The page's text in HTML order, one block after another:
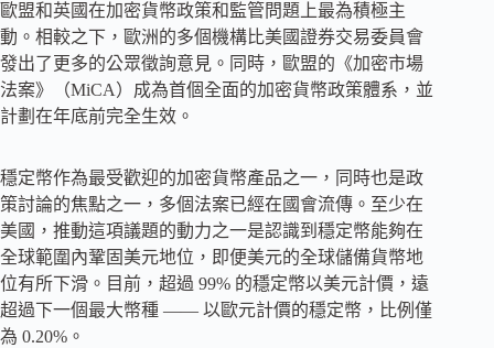
歐盟和英國在加密貨幣政策和監管問題上最為積極主
動。相較之下，歐洲的多個機構比美國證券交易委員會
發出了更多的公眾徵詢意見。同時，歐盟的《加密市場
法案》（MiCA）成為首個全面的加密貨幣政策體系，並
計劃在年底前完全生效。
穩定幣作為最受歡迎的加密貨幣產品之一，同時也是政
策討論的焦點之一，多個法案已經在國會流傳。至少在
美國，推動這項議題的動力之一是認識到穩定幣能夠在
全球範圍內鞏固美元地位，即便美元的全球儲備貨幣地
位有所下滑。目前，超過 99% 的穩定幣以美元計價，遠
超過下一個最大幣種 —— 以歐元計價的穩定幣，比例僅
為 0.20%。